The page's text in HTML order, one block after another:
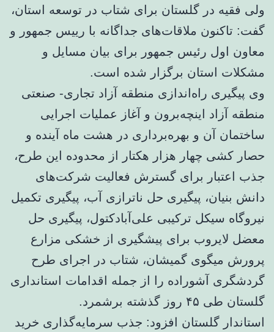
ولی فقیه در گلستان برای شتاب در توسعه استان،
گفت: تاکنون ملاقات‌های جداگانه با رییس جمهور و
معاون اول رئیس جمهور برای بیان مسایل و
مشکلات استان برگزار شده است.
وی پیگیری راه‌اندازی منطقه آزاد تجاری- صنعتی
منطقه آزاد اینچه‌برون و آغاز عملیات اجرایی
ساختمان آن و بهره‌برداری در هشت ماه آینده و
حصار کشی چهار هزار هکتار از محدوده این طرح،
جذب اعتبار برای گسترش فعالیت شرکت‌های
دانش بنیان، پیگیری حل ناترازی آب، پیگیری تکمیل
نیروگاه سیکل ترکیبی علی‌آبادکتول، پیگیری حل
معضل لایروب برای پیشگیری از خشکی مزارع
پرورش میگوی گمیشان، شتاب در اجرای طرح
گردشگری آشوراده را از جمله اقدامات استانداری
گلستان طی ۴۵ روز گذشته برشمرد.
استاندار گلستان افزود: جذب سرمایه‌گذاری خرید